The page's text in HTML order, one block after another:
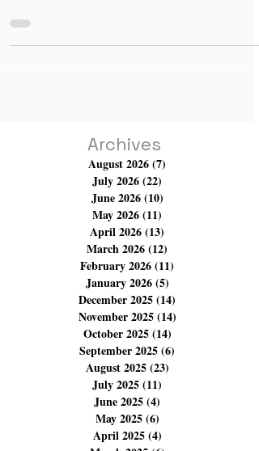
J'adore le Maghreb, j'en suis très fascinée et souvent ces
surtout, je ressens une profonde passion pour
l'expression artistique. Mon cœur reste lié à la Tunis
Archives
August 2026(7)
July 2026 (22)22 posts
June 2026(10)10 posts
May 2026(11)11 posts
April 2026(13)13 posts
March 2026 (12)12 posts
February 2026 (11)
January 2026 (5)5 posts
December 2025(14)
November 2025 (14)
October 2025 (14)
September 2025
August 2025 (23)
July 2025 (11)11 posts